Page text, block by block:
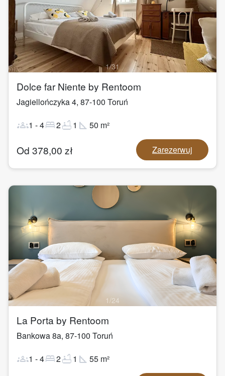
1/31
Dolce far Niente by Rentoom
Jagiellończyka 4, 87-100 Toruń
groups1 -4bed2bathtub1 square_foot 50 m²
Od 378,00 zł Zarezerwuj
1/24
La Porta by Rentoom
Bankowa 8a, 87-100 Toruń
groups1 -4bed2bathtub1 square_foot 55 m²